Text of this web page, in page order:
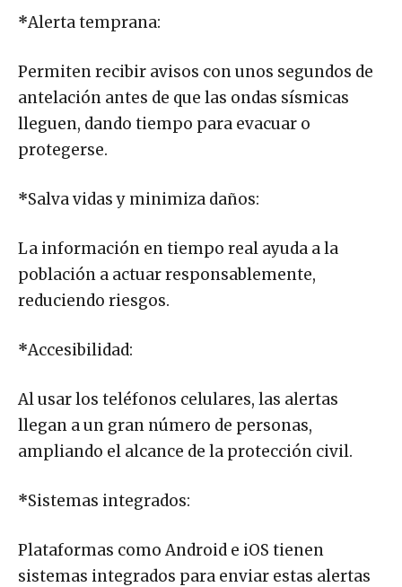
*Alerta temprana:
Permiten recibir avisos con unos segundos de
antelación antes de que las ondas sísmicas
lleguen, dando tiempo para evacuar o
protegerse.
*Salva vidas y minimiza daños:
La información en tiempo real ayuda a la
población a actuar responsablemente,
reduciendo riesgos.
*Accesibilidad:
Al usar los teléfonos celulares, las alertas
llegan a un gran número de personas,
ampliando el alcance de la protección civil.
*Sistemas integrados:
Plataformas como Android e iOS tienen
sistemas integrados para enviar estas alertas